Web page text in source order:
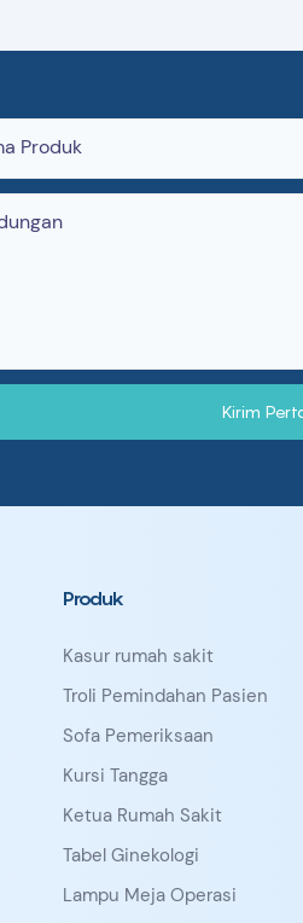
Produk
Kirim
Produk
Kasur rumah sakit
Troli Pemindahan Pasien
Sofa Pemeriksaan
Kursi Tangga
Ketua Rumah Sakit
Tabel Ginekologi
Lampu Meja Operasi